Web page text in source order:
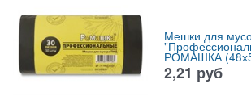
Мешки для
РОМАШКА
2,21 руб